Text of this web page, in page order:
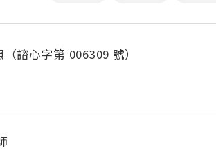
諮心字第 006309 號）